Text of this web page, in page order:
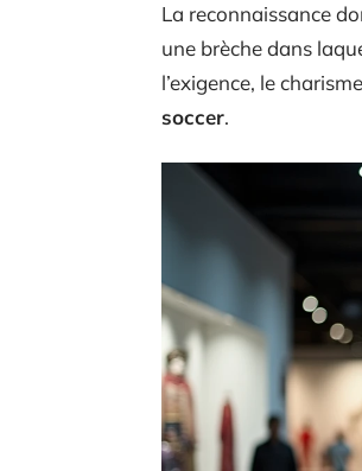
La reconnaissance
une brèche dans
l’exigence, le
soccer.